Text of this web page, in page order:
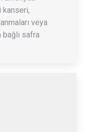
kanseri,
veya
safra